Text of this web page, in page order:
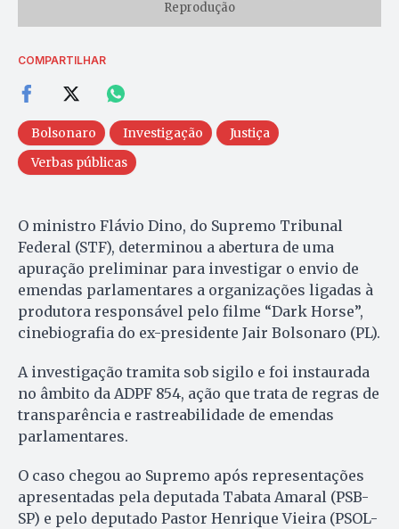
Reprodução
COMPARTILHAR
Bolsonaro Investigação
Justiça
Verbas públicas
O ministro Flávio Dino, do Supremo Tribunal
Federal (STF), determinou a abertura de uma
apuração preliminar para investigar o envio de
emendas parlamentares a organizações ligadas à
produtora responsável pelo filme “Dark Horse”,
cinebiografia do ex-presidente Jair Bolsonaro (PL).
A investigação tramita sob sigilo e foi instaurada
no âmbito da ADPF 854, ação que trata de regras de
transparência e rastreabilidade de emendas
parlamentares.
O caso chegou ao Supremo após representações
apresentadas pela deputada Tabata Amaral (PSB-
SP) e pelo deputado Pastor Henrique Vieira (PSOL-